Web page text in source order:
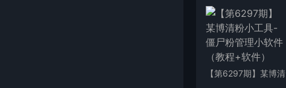
号素材一键采集文章
排版美化工具，送
600套素材模板
【第6297期】某博清